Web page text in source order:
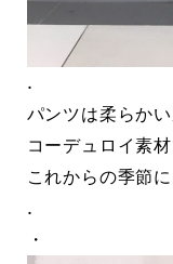
.
パンツは柔らか
コーデュロイ素材
これからの季節
.
・